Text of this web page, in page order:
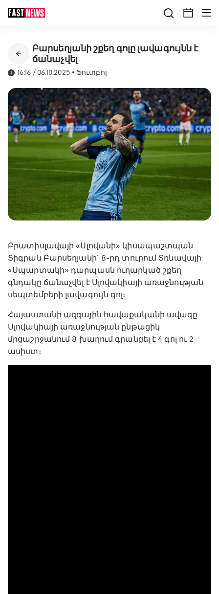
Բարսեղյանի շքեղ գոլը լավագույնն է
ճանաչվել
16:16 / 06.10.2025 •Ֆուտբոլ
Բրատիսլավայի «Սլովանի» կիսապաշտպան
Տիգրան Բարսեղյանի` 8-րդ տուրում Տռնավայի
«Սպարտակի» դարպասն ուղարկած շքեղ
գնդակը ճանաչվել է Սլովակիայի առաջնության
սեպտեմբերի լավագույն գոլ։
Հայաստանի ազգային հավաքականի ավագը
Սլովակիայի առաջնության ընթացիկ
մրցաշրջանում 8 խաղում գրանցել է 4 գոլ ու 2
ասիստ։